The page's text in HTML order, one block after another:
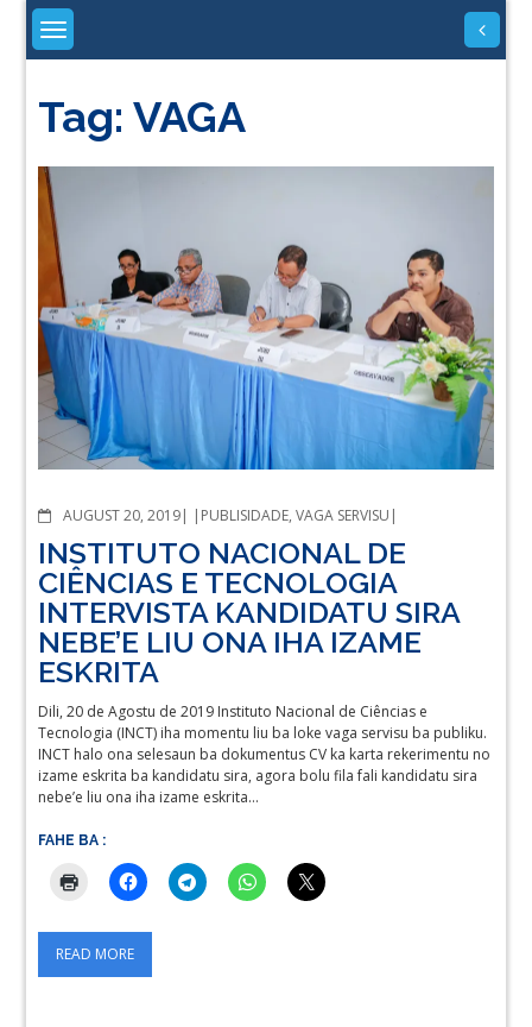
Skip
content
Tag:VAGA
AUGUST 20, 2019 COMMENTS
PUBLISIDADE,VAGA SERVISU
INSTITUTO NACIONAL DE
CIÊNCIAS E TECNOLOGIA
INTERVISTA KANDIDATU SIRA
NEBE’E LIU ONA IHA IZAME
ESKRITA
Dili, 20 de Agostu de 2019 Instituto Nacional de Ciências e
Tecnologia (INCT) iha momentu liu ba loke vaga servisu ba publiku.
INCT halo ona selesaun ba dokumentus CV ka karta rekerimentu no
izame eskrita ba kandidatu sira, agora bolu fila fali kandidatu sira
nebe’e liu ona iha izame eskrita…
FAHE BA :
READ MORE